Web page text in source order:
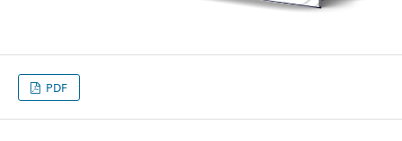
PDF